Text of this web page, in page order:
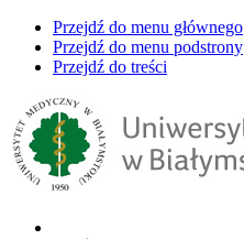
Przejdź do menu głównego
Przejdź do menu podstrony
Przejdź do treści